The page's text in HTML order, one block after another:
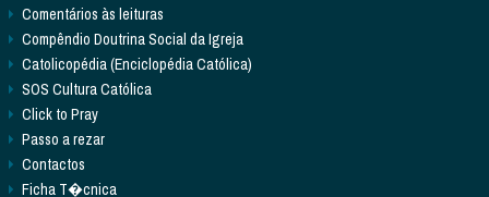
Comentários às leituras
Compêndio Doutrina Social da Igreja
Catolicopédia (Enciclopédia Católica)
SOS Cultura Católica
Click to Pray
Passo a rezar
Contactos
Ficha T�cnica